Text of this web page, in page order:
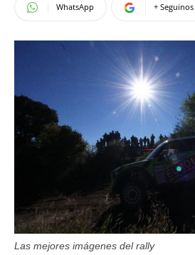
WhatsApp +
Las mejores imágenes del rally